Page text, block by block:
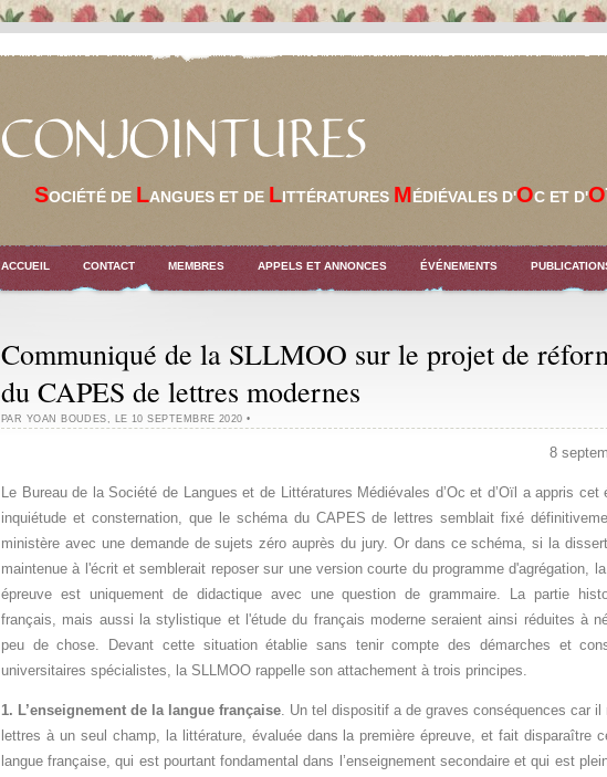
CONJOINTURES
SOCIÉTÉ DE LANGUES ET DE LITTÉRATURES MÉDIÉVALES D'OC ET D'O
ACCUEIL CONTACT MEMBRES APPELS ET ANNONCES ÉVÉNEMENTS
Communiqué de la SLLMOO sur le projet de
du CAPES de lettres modernes
PAR YOAN BOUDES , LE 10 SEPTEMBRE 2020 •
8
Le Bureau de la Société de Langues et de Littératures Médiévales d’Oc et d’Oïl a appris cet
inquiétude et consternation, que le schéma du CAPES de lettres semblait fixé
ministère avec une demande de sujets zéro auprès du jury. Or dans ce schéma, si la
maintenue à l'écrit et semblerait reposer sur une version courte du programme d'agrégation,
épreuve est uniquement de didactique avec une question de grammaire. La partie
français, mais aussi la stylistique et l'étude du français moderne seraient ainsi réduites à
peu de chose. Devant cette situation établie sans tenir compte des démarches et
universitaires spécialistes, la SLLMOO rappelle son attachement à trois principes.
1. L’enseignement de la langue française. Un tel dispositif a de graves conséquences car il
lettres à un seul champ, la littérature, évaluée dans la première épreuve, et fait disparaître
langue française, qui est pourtant fondamental dans l’enseignement secondaire et qui est